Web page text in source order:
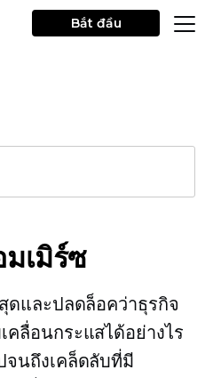
Bắt đầu
เมิร์ซ
ดและปลดล็อคว่าธุรกิจ
คลื่อนกระแสได้อย่างไร
จนถึงเคล็ดลับที่มี